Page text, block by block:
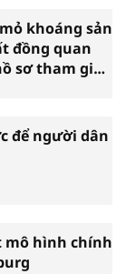
khoáng sản
đồng quan
sơ tham gia
để người dân
mô hình chính